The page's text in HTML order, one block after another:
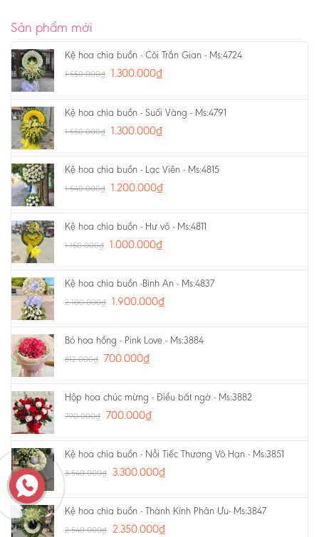
Sản phẩm mới
Kệ hoa chia buồn - Cõi Trần Gian - Ms:4724
1.550.000₫ 1.300.000₫
Kệ hoa chia buồn - Suối Vàng - Ms:4791
1.550.000₫ 1.300.000₫
Kệ hoa chia buồn - Lạc Viên - Ms:4815
1.540.000₫ 1.200.000₫
Kệ hoa chia buồn - Hư vô - Ms:4811
1.150.000₫ 1.000.000₫
Kệ hoa chia buồn -Bình An - Ms:4837
2.100.000₫ 1.900.000₫
Bó hoa hồng - Pink Love - Ms:3884
812.000₫ 700.000₫
Hộp hoa chúc mừng - Điều bất ngờ - Ms:3882
790.000₫ 700.000₫
Kệ hoa chia buồn - Nỗi Tiếc Thương Vô Hạn - Ms:3851
3.540.000₫ 3.300.000₫
Kệ hoa chia buồn - Thành Kính Phân Ưu- Ms:3847
2.540.000₫ 2.350.000₫